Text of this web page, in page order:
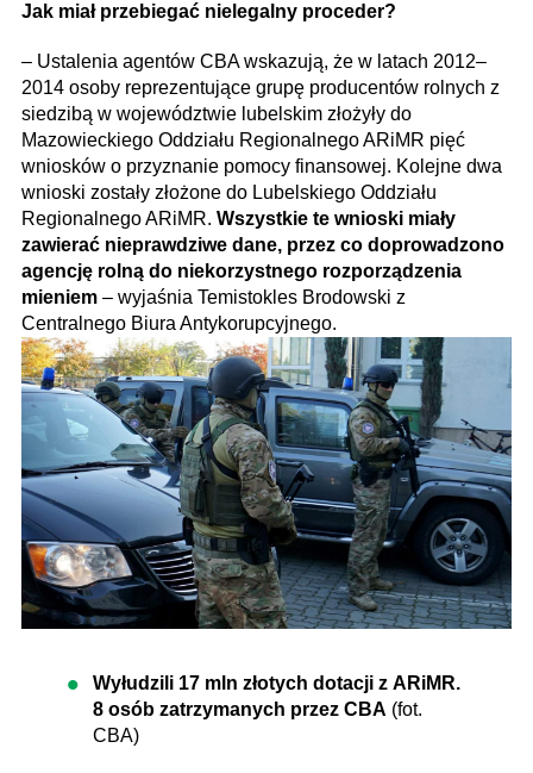
Jak miał przebiegać nielegalny proceder?
– Ustalenia agentów CBA wskazują, że w latach 2012–
2014 osoby reprezentujące grupę producentów rolnych z
siedzibą w województwie lubelskim złożyły do
Mazowieckiego Oddziału Regionalnego ARiMR pięć
wniosków o przyznanie pomocy finansowej. Kolejne dwa
wnioski zostały złożone do Lubelskiego Oddziału
Regionalnego ARiMR. Wszystkie te wnioski miały
zawierać nieprawdziwe dane, przez co doprowadzono
agencję rolną do niekorzystnego rozporządzenia
mieniem – wyjaśnia Temistokles Brodowski z
Centralnego Biura Antykorupcyjnego.
Wyłudzili 17 mln złotych dotacji z ARiMR.
8 osób zatrzymanych przez CBA (fot.
CBA)